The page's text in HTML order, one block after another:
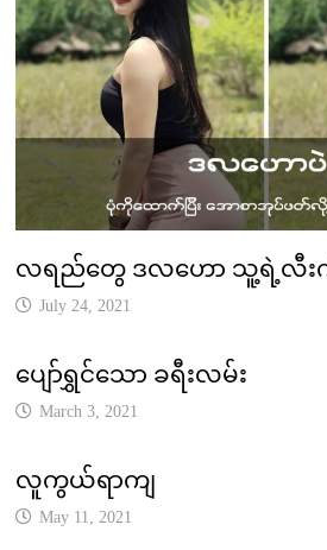
လရည်တွေ ဒလဟော သူ့ရဲ့လီး
July 24, 2021
ပျော်ရွှင်သော ခရီးလမ်း
March 3, 2021
လူကွယ်ရာကျ
May 11, 2021